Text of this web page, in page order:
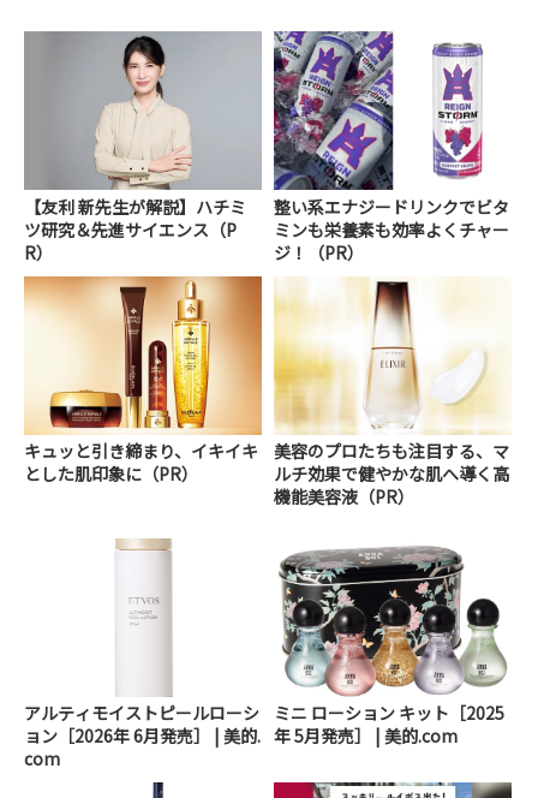
【友利 新先生が解説】ハチミ
ツ研究＆先進サイエンス（P
R）
整い系エナジードリンクでビタ
ミンも栄養素も効率よくチャー
ジ！（PR）
キュッと引き締まり、イキイキ
とした肌印象に（PR）
美容のプロたちも注目する、マ
ルチ効果で健やかな肌へ導く高
機能美容液（PR）
アルティモイストピールローシ
ョン［2026年 6月発売］ | 美的.
com
ミニ ローション キット［2025
年 5月発売］ | 美的.com